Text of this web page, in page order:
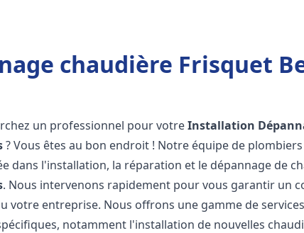
chaudière Frisquet
un professionnel pour votreInstallation
? Vous êtes au bon endroit ! Notre équipe de
dans l'installation, la réparation et le dépannage de
. Nous intervenons rapidement pour vous garantir un
votre entreprise. Nous offrons une gamme de
notamment l'installation de nouvelles